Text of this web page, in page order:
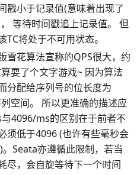
戳小于记录值(意味着出现了
等待时间戳追上记录值。 但
将处于不可用状态。
雪花算法宣称的QPS很大，约
耍了个文字游戏~ 因为算法
分配给序列号的位长度为
空间。 所以更准确的描述应
4096/ms的区别在于前者不
须低于4096 (也许有些毫秒会
Seata亦遵循此限制，若当
尽，会自旋等待下一个时间